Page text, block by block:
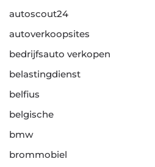
autoscout24
autoverkoopsites
bedrijfsauto verkopen
belastingdienst
belfius
belgische
bmw
brommobiel